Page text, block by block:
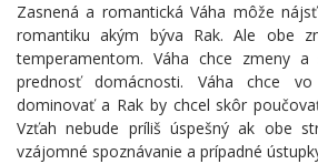
Zasnená a romantická Váha môže
romantiku akým býva Rak. Ale obe
temperamentom. Váha chce zmeny
prednosť domácnosti. Váha chce
dominovať a Rak by chcel skôr
Vzťah nebude príliš úspešný ak obe
vzájomné spoznávanie a prípadné